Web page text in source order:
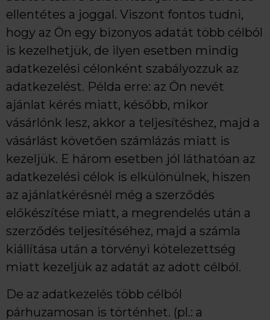
ellentétes a joggal. Viszont fontos tudni,
hogy az Ön egy bizonyos adatát több célból
is kezelhetjük, de ilyen esetben mindig
adatkezelési célonként szabályozzuk az
adatkezelést. Példa erre: az Ön nevét
ajánlat kérés miatt, később, mikor
vásárlónk lesz, akkor a teljesítéshez, majd a
vásárlást követően számlázás miatt is
kezeljük. E három esetben jól láthatóan az
adatkezelési célok is elkülönülnek, hiszen
az ajánlatkérésnél még a szerződés
előkészítése miatt, a megrendelés után a
szerződés teljesítéséhez, majd a számla
kiállítása után a törvényi kötelezettség
miatt kezeljük az adatát az adott célból.
De az adatkezelés több célból
párhuzamosan is történhet. (pl.: a